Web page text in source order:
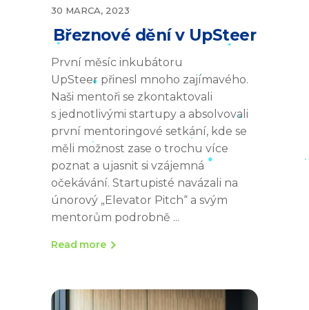
30 MARCA, 2023
Březnové dění v UpSteer
První měsíc inkubátoru
UpSteer přinesl mnoho zajímavého.
Naši mentoři se zkontaktovali
s jednotlivými startupy a absolvovali
první mentoringové setkání, kde se
měli možnost zase o trochu více
poznat a ujasnit si vzájemná
očekávání. Startupisté navázali na
únorový „Elevator Pitch“ a svým
mentorům podrobně
Read more